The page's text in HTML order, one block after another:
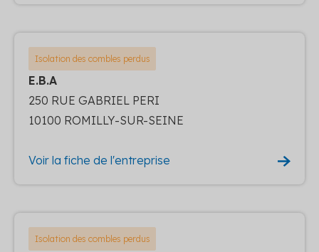
Isolation des combles perdus
E.B.A
250 RUE GABRIEL PERI
10100 ROMILLY-SUR-SEINE
Voir la fiche de l'entreprise
Isolation des combles perdus